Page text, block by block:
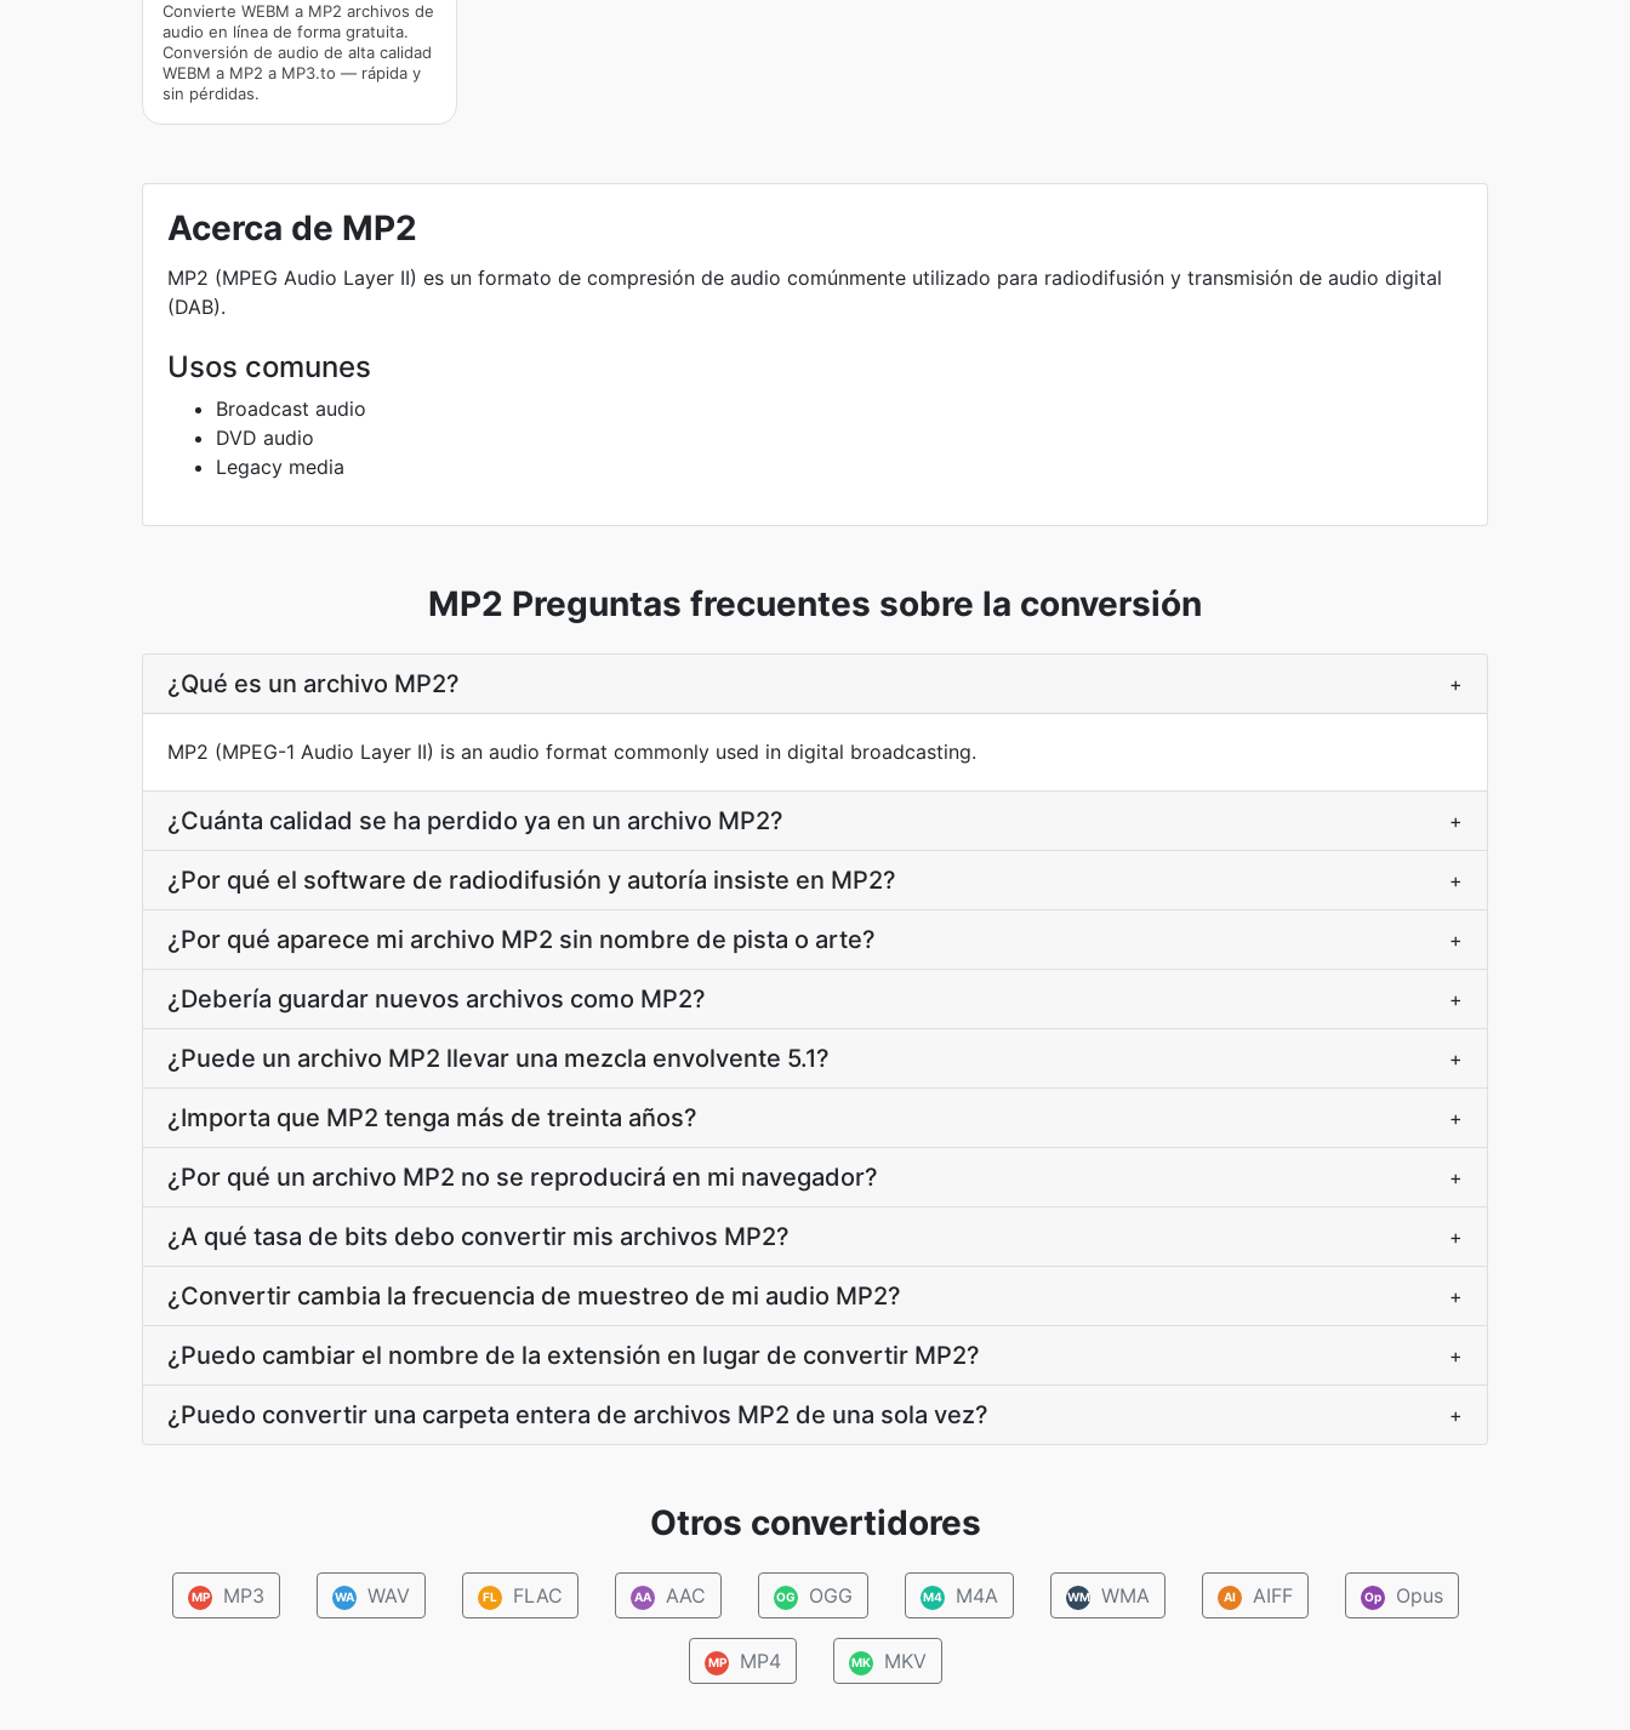
Convierte WEBM a MP2 archivos de
audio en línea de forma gratuita.
Conversión de audio de alta calidad
WEBM a MP2 a MP3.to — rápida y
sin pérdidas.
Acerca de MP2
MP2 (MPEG Audio Layer II) es un formato de compresión de audio comúnmente utilizado para radiodifusión y transmisión de audio digital
(DAB).
Usos comunes
Broadcast audio
DVD audio
Legacy media
MP2 Preguntas frecuentes sobre la conversión
¿Qué es un archivo MP2? +
MP2 (MPEG-1 Audio Layer II) is an audio format commonly used in digital broadcasting.
¿Cuánta calidad se ha perdido ya en un archivo MP2? +
¿Por qué el software de radiodifusión y autoría insiste en MP2? +
¿Por qué aparece mi archivo MP2 sin nombre de pista o arte? +
¿Debería guardar nuevos archivos como MP2? +
¿Puede un archivo MP2 llevar una mezcla envolvente 5.1? +
¿Importa que MP2 tenga más de treinta años? +
¿Por qué un archivo MP2 no se reproducirá en mi navegador? +
¿A qué tasa de bits debo convertir mis archivos MP2? +
¿Convertir cambia la frecuencia de muestreo de mi audio MP2? +
¿Puedo cambiar el nombre de la extensión en lugar de convertir MP2? +
¿Puedo convertir una carpeta entera de archivos MP2 de una sola vez? +
Otros convertidores
MP MP3 WA WAV FL FLAC AA AAC OG OGG M4 M4A WM WMA AI AIFF Op Opus
MP MP4 MK MKV